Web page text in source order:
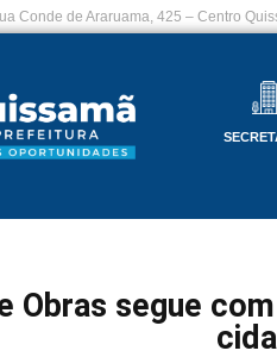
Conde de Araruama, 425 – Centro
Obras segue